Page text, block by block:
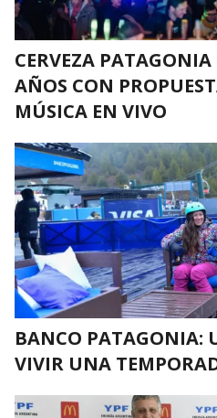
CERVEZA PATAGONIA
AÑOS CON
MÚSICA EN VIVO
BANCO PATAGONIA:
VIVIR UNA